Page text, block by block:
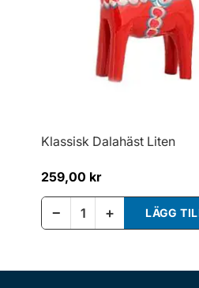
Klassisk Dalahäst Liten
259,00 kr
− + LÄGG